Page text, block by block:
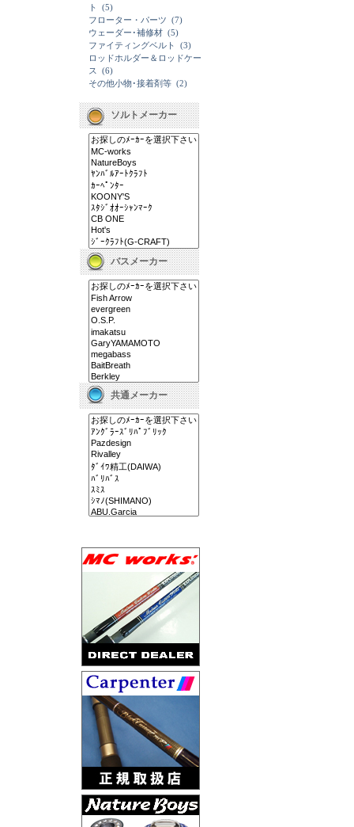
ト
(5)
フローター・パーツ (7)
ウェーダー･補修材 (5)
ファイティングベルト
(3)
ロッドホルダー＆ロッドケー
ス
(6)
その他小物･接着剤等 (2)
ソルトメーカー
バスメーカー
共通メーカー